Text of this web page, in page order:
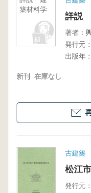
築材料学
詳説
著者：
発行元：
出版年：
新刊 在庫なし
古建築
松江
発行元：